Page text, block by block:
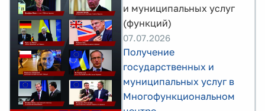
и муниципальных услуг
(функций)
07.07.2026
Получение
государственных и
муниципальных услуг в
Многофункциональном